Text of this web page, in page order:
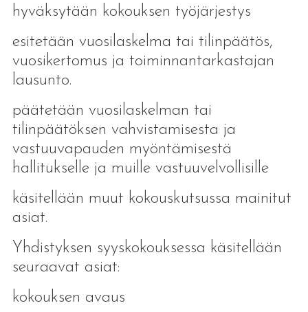
hyväksytään kokouksen työjärjestys
esitetään vuosilaskelma tai tilinpäätös,
vuosikertomus ja toiminnantarkastajan
lausunto.
päätetään vuosilaskelman tai
tilinpäätöksen vahvistamisesta ja
vastuuvapauden myöntämisestä
hallitukselle ja muille vastuuvelvollisille
käsitellään muut kokouskutsussa mainitut
asiat.
Yhdistyksen syyskokouksessa käsitellään
seuraavat asiat:
kokouksen avaus